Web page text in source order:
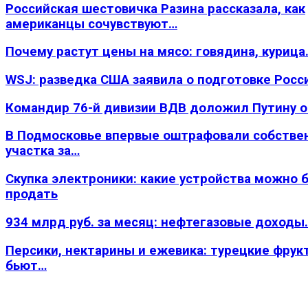
Российская шестовичка Разина рассказала, как
американцы сочувствуют…
Почему растут цены на мясо: говядина,
WSJ: разведка США заявила о подготовке
Командир 76-й дивизии ВДВ доложил Путину
В Подмосковье впервые оштрафовали
участка за…
Скупка электроники: какие устройства можно
продать
934 млрд руб. за месяц: нефтегазовые
Персики, нектарины и ежевика: турецкие
бьют…